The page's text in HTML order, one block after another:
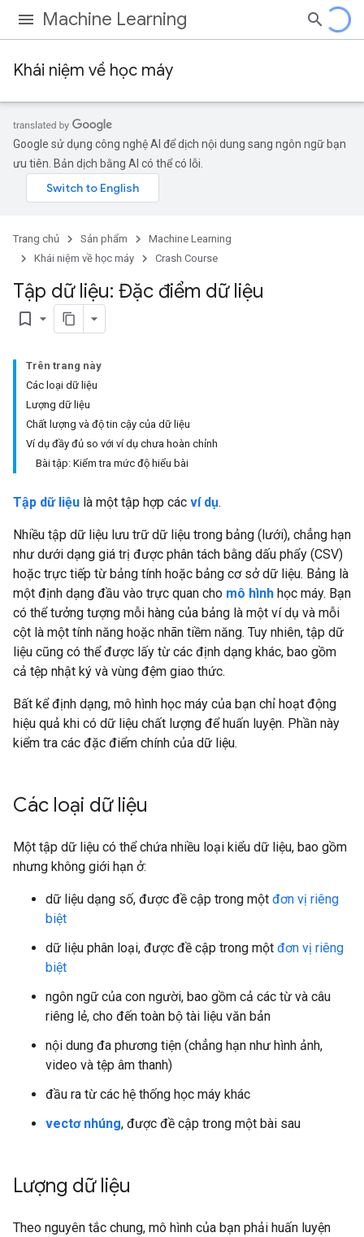
Machine Learning
Khái niệm về học máy
Google sử dụng công nghệ AI để dịch nội dung sang ngôn ngữ bạn
ưu tiên. Bản dịch bằng AI có thể có lỗi.
Trang chủ Sản phẩm
Machine Learning
Khái niệm về học máy
Crash Course
Tập dữ liệu: Đặc điểm dữ liệu
bookmark_border
Trên trang này
Các loại dữ liệu
Lượng dữ liệu
Chất lượng và độ tin cậy của dữ liệu
Ví dụ đầy đủ so với ví dụ chưa hoàn chỉnh
Bài tập: Kiểm tra mức độ hiểu bài
Tập dữ liệu là một tập hợp các ví dụ.
Nhiều tập dữ liệu lưu trữ dữ liệu trong bảng (lưới), chẳng hạn
như dưới dạng giá trị được phân tách bằng dấu phẩy (CSV)
hoặc trực tiếp từ bảng tính hoặc bảng cơ sở dữ liệu. Bảng là
một định dạng đầu vào trực quan cho mô hình học máy. Bạn
có thể tưởng tượng mỗi hàng của bảng là một ví dụ và mỗi
cột là một tính năng hoặc nhãn tiềm năng. Tuy nhiên, tập dữ
liệu cũng có thể được lấy từ các định dạng khác, bao gồm
cả tệp nhật ký và vùng đệm giao thức.
Bất kể định dạng, mô hình học máy của bạn chỉ hoạt động
hiệu quả khi có dữ liệu chất lượng để huấn luyện. Phần này
kiểm tra các đặc điểm chính của dữ liệu.
Các loại dữ liệu
Một tập dữ liệu có thể chứa nhiều loại kiểu dữ liệu, bao gồm
nhưng không giới hạn ở:
dữ liệu dạng số, được đề cập trong một đơn vị riêng
biệt
dữ liệu phân loại, được đề cập trong một đơn vị riêng
biệt
ngôn ngữ của con người, bao gồm cả các từ và câu
riêng lẻ, cho đến toàn bộ tài liệu văn bản
nội dung đa phương tiện (chẳng hạn như hình ảnh,
video và tệp âm thanh)
đầu ra từ các hệ thống học máy khác
vectơ nhúng, được đề cập trong một bài sau
Lượng dữ liệu
Theo nguyên tắc chung, mô hình của bạn phải huấn luyện